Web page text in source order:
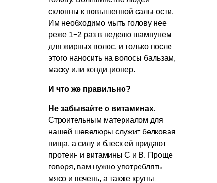
склонны к повышенной сальности.
Им необходимо мыть голову нее
реже 1−2 раз в неделю шампунем
для жирных волос, и только после
этого наносить на волосы бальзам,
маску или кондиционер.
И что же правильно?
Не забывайте о витаминах.
Строительным материалом для
нашей шевелюры служит белковая
пища, а силу и блеск ей придают
протеин и витамины С и В. Проще
говоря, вам нужно употреблять
мясо и печень, а также крупы,